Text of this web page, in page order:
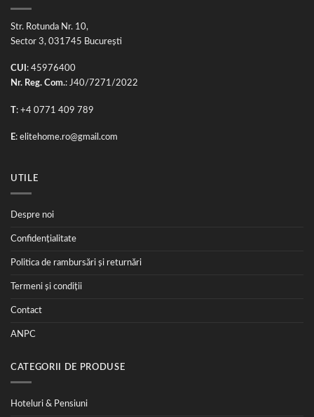
Str. Rotunda Nr. 10,
Sector 3, 031745 București
CUI : 45976400
Nr. Reg. Com.: J40/7271/2022
T: +4 0771 409 789
E: elitehome.ro@gmail.com
UTILE
Despre noi
Confidențialitate
Politica de rambursări și returnări
Termeni și condiții
Contact
ANPC
CATEGORII DE PRODUSE
Hoteluri & Pensiuni